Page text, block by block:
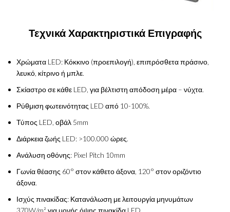
Τεχνικά Χαρακτηριστικά Επιγραφής
Χρώματα LED: Κόκκινο (προεπιλογή), επιπρόσθετα πράσινο,
λευκό, κίτρινο ή μπλε.
Σκίαστρο σε κάθε LED, για βέλτιστη απόδοση μέρα – νύχτα.
Ρύθμιση φωτεινότητας LED από 10-100%.
Τύπος LED, οβάλ 5mm
Διάρκεια ζωής LED: >100.000 ώρες.
Ανάλυση οθόνης: Pixel Pitch 10mm
Γωνία θέασης 60° στον κάθετο άξονα, 120° στον οριζόντιο
άξονα.
Ισχύς πινακίδας: Κατανάλωση με λειτουργία μηνυμάτων